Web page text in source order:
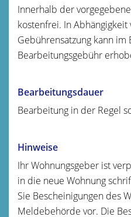
Innerhalb der
kostenfrei. In
Gebührensatzung kann im
Bearbeitungsgebühr
Bearbeitungsdauer
Bearbeitung in der Regel
Hinweise
Ihr Wohnungsgeber ist
in die neue Wohnung
Sie Bescheinigungen des
Meldebehörde vor. Die